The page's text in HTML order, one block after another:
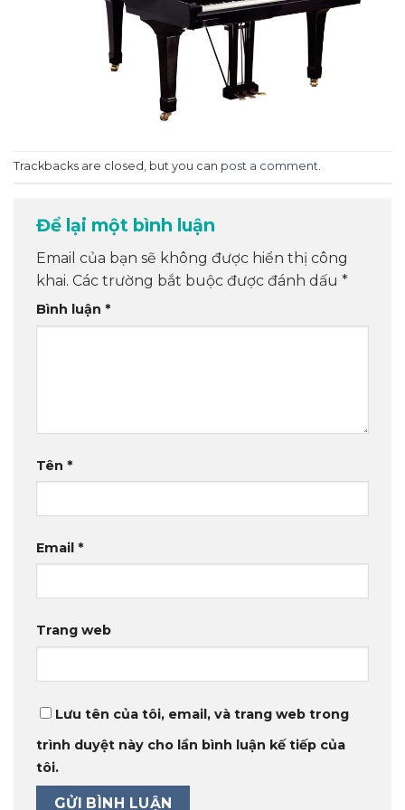
Trackbacks are closed, but you can post a comment
Để lại một bình luận
Email của bạn sẽ không được hiển thị công
khai. Các trường bắt buộc được đánh dấu *
Bình luận *
Tên *
Email *
Trang web
Lưu tên của tôi, email, và trang web trong
trình duyệt này cho lần bình luận kế tiếp của
tôi.